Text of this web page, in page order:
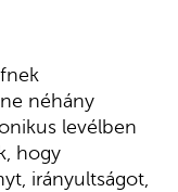
néhány
levélben
hogy
irányultságot,